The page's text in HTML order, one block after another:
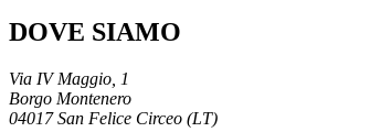
DOVE SIAMO
Via IV Maggio, 1
Borgo Montenero
04017 San Felice Circeo (LT)